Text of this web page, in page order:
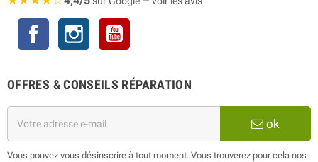
Facebook Instagram
OFFRES & CONSEILS RÉPARATION
ok
Vous pouvez vous désinscrire à tout moment. Vous trouverez pour cela nos